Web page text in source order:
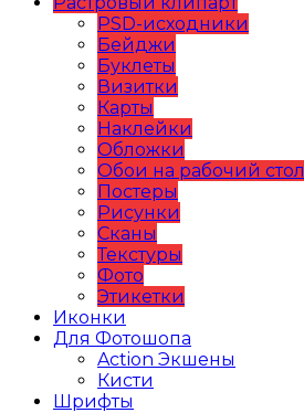
PSD-исходники
Бейджи
Буклеты
Визитки
Карты
Наклейки
Обложки
Обои на рабочий стол
Постеры
Рисунки
Сканы
Текстуры
Фото
Этикетки
Иконки
Для Фотошопа
Action Экшены
Кисти
Шрифты